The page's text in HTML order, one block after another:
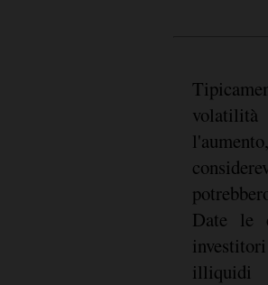
Date le
illiquidi
nel